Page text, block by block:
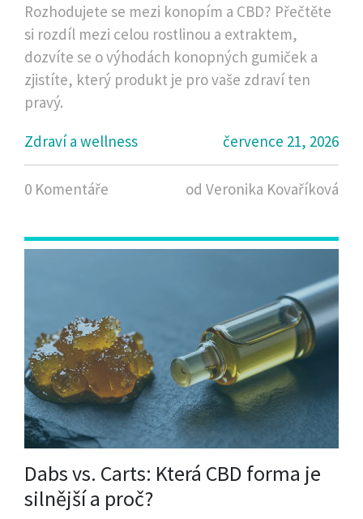
Rozhodujete se mezi konopím a CBD? Přečtěte
si rozdíl mezi celou rostlinou a extraktem,
dozvíte se o výhodách konopných gumiček a
zjistíte, který produkt je pro vaše zdraví ten
pravý.
Zdraví a wellness
července 21, 2026
0 Komentáře od Veronika Kovaříková
Dabs vs. Carts: Která CBD forma je
silnější a proč?